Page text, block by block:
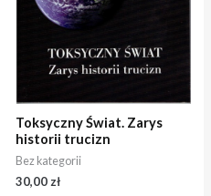
Toksyczny Świat. Zarys
historii trucizn
Bez kategorii
30,00zł